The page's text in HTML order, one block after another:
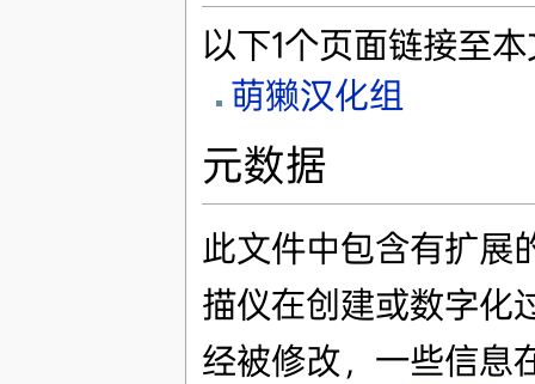
以下1个页面链接至
萌獭汉化组
元数据
此文件中包含有扩展
描仪在创建或数字化
经被修改，一些信息